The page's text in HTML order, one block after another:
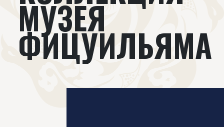
Издательство
Проекты
Видеолекторий
МУЗЕЯ
ФИЦУИЛЬЯМА